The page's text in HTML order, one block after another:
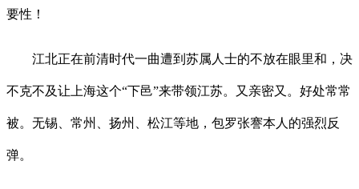
要性！
江北正在前清时代一曲遭到苏属人士的不放在眼里和，决
不克不及让上海这个“下邑”来带领江苏。又亲密又。好处常常
被。无锡、常州、扬州、松江等地，包罗张謇本人的强烈反
弹。